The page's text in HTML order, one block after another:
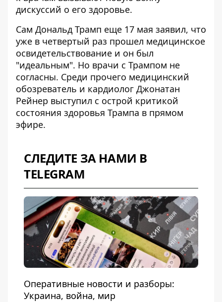
дискуссий о его здоровье.
Сам Дональд Трамп еще 17 мая заявил, что
уже в четвертый раз прошел медицинское
освидетельствование и он был
"идеальным". Но врачи с Трампом не
согласны. Среди прочего медицинский
обозреватель и кардиолог Джонатан
Рейнер выступил с острой критикой
состояния здоровья Трампа в прямом
эфире.
СЛЕДИТЕ ЗА НАМИ В
TELEGRAM
Оперативные новости и разборы:
Украина, война, мир